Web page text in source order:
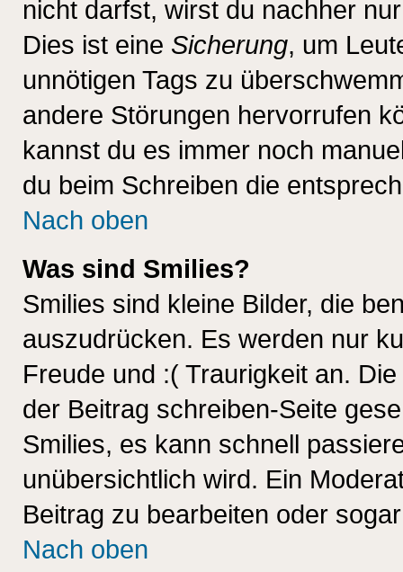
nicht darfst, wirst du nachher
Dies ist eine Sicherung, um
unnötigen Tags zu
andere Störungen hervorrufen
kannst du es immer noch
du beim Schreiben die
Nach oben
Was sind Smilies?
Smilies sind kleine Bilder, die
auszudrücken. Es werden nur
Freude und :( Traurigkeit an.
der Beitrag schreiben-Seite
Smilies, es kann schnell
unübersichtlich wird. Ein
Beitrag zu bearbeiten oder
Nach oben